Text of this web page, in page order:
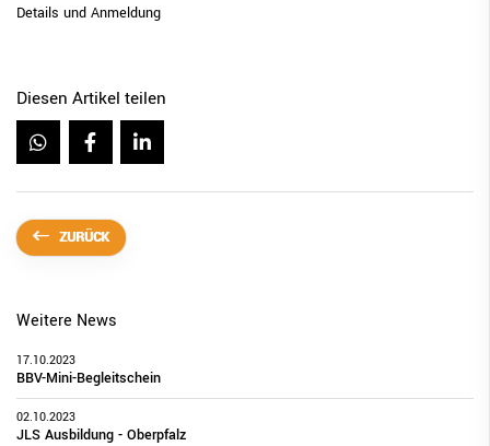
Details und Anmeldung
Diesen Artikel teilen
ZURÜCK
Weitere News
17.10.2023
BBV-Mini-Begleitschein
02.10.2023
JLS Ausbildung - Oberpfalz